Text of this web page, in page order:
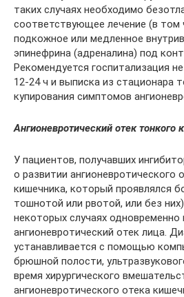
таких случаях необходимо
соответствующее лечение (в том
подкожное или медленное
эпинефрина (адреналина) под
Рекомендуется госпитализация
12-24 ч и выписка из стационара
купирования симптомов
Ангионевротический отек тонкого
У пациентов, получавших
о развитии ангионевротического
кишечника, который проявлялся
тошнотой или рвотой, или без
некоторых случаях
ангионевротический отек лица.
устанавливается с помощью
брюшной полости,
время хирургического
ангионевротического отека